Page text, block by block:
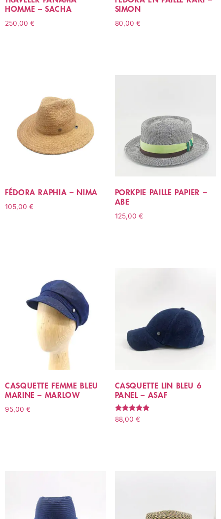
HOMME – SACHA
250,00 €
SIMON
80,00 €
FÉDORA RAPHIA – NIMA
105,00 €
PORKPIE PAILLE PAPIER –
ABE
125,00 €
CASQUETTE FEMME BLEU
MARINE – MARLOW
95,00 €
CASQUETTE LIN BLEU 6
PANEL – ASAF
Note
5.00
88,00 €